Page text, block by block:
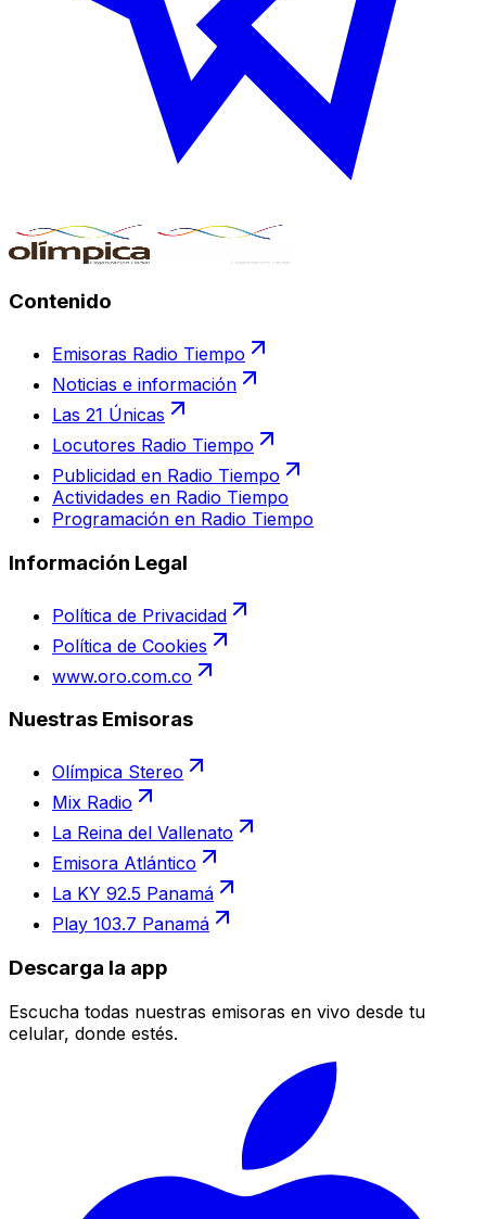
Contenido
Emisoras Radio Tiempo
Noticias e información
Las 21 Únicas
Locutores Radio Tiempo
Publicidad en Radio Tiempo
Actividades en Radio Tiempo
Programación en Radio Tiempo
Información Legal
Política de Privacidad
Política de Cookies
www.oro.com.co
Nuestras Emisoras
Olímpica Stereo
Mix Radio
La Reina del Vallenato
Emisora Atlántico
La KY 92.5 Panamá
Play 103.7 Panamá
Descarga la app
Escucha todas nuestras emisoras en vivo desde tu
celular, donde estés.